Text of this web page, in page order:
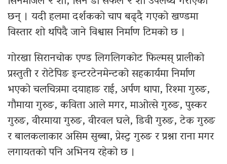
छन् । यदी हलमा दर्शकको चाप बढ्दै गएको खण्डमा
विस्तार शो थपिदै जाने विश्वास निर्माण टिमको छ ।
गोरखा सिरानचोक एण्ड लिगलिगकोट फिल्मस् प्रालीको
प्रस्तुती र रोटेपिङ इन्टरटेनमेन्टको सहकार्यमा निर्माण
भएको चलचित्रमा दयाहाङ राई, अर्पण थापा, रिश्मा गुरुङ,
गौमाया गुरुङ, कविता आले मगर, माओत्से गुरुङ, पुस्कर
गुरुङ, वीरमाया गुरुङ, वीरवल घले, डिवी गुरुङ, टेक गुरुङ
र बालकलाकार असिम सुब्बा, प्रेस्टु गुरुङ र प्रश्ना राना मगर
लगायतको पनि अभिनय रहेको छ ।